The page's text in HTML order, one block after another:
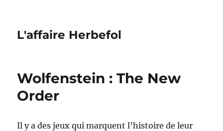
L'affaire Herbefol
Wolfenstein : The New
Order
Il y a des jeux qui marquent l’histoire de leur